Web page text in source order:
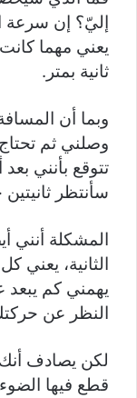
إليّ؟ إن سرعة
يعني مهما
ثانية بمتر.
وبما أن
وصلني ثم
تتوقع بأنني
سأنتظر
المشكلة أنني
الثانية، يعني
يهمني كم
النظر عن
لكن يصادف أنك
قطع فيها